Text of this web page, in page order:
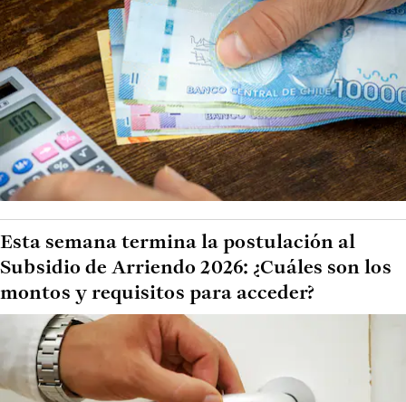
Esta semana termina la postulación al
Subsidio de Arriendo 2026: ¿Cuáles son los
montos y requisitos para acceder?